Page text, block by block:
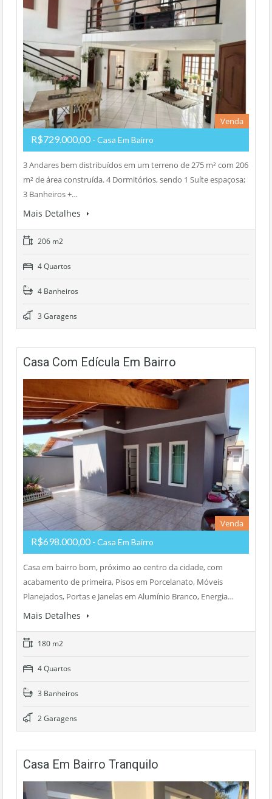
Venda
R$729.000,00 - Casa Em Bairro
3 Andares bem distribuídos em um terreno de 275 m² com 206
m² de área construída. 4 Dormitórios, sendo 1 Suíte espaçosa;
3 Banheiros +…
Mais Detalhes
206 m2
4 Quartos
4 Banheiros
3 Garagens
Casa Com Edícula Em Bairro
Venda
R$698.000,00 - Casa Em Bairro
Casa em bairro bom, próximo ao centro da cidade, com
acabamento de primeira, Pisos em Porcelanato, Móveis
Planejados, Portas e Janelas em Alumínio Branco, Energia…
Mais Detalhes
180 m2
4 Quartos
3 Banheiros
2 Garagens
Casa Em Bairro Tranquilo